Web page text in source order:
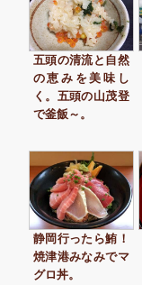
五頭の清流と自然
の恵みを美味し
く。五頭の山茂登
で釜飯～。
静岡行ったら鮪！
焼津港みなみでマ
グロ丼。